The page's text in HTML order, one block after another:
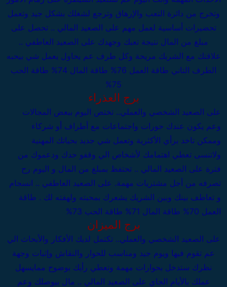
وتخرج من دائرة التعب والإرهاق وترجع لشغلك بشكل جيد وتعمل
تحضيرات أساسية لعمل مهم على الصعيد المالي .. تحصل على
مبلغ من المال نتيجة تعبك وجهدك على الصعيد العاطفي ..
علاقتك مع الشريك مريحة وكل طرف عم يحاول يعمل شي بيحبه
الطرف التاني طاقة العمل 76% طاقة المال 74%
طاقة الحب
75%
برج العذراء
على الصعيد الشخصي والعملي.. تختص اليوم ببعض المجالات
وعم يكون عندك حورات واجتماعات مع أطراف أو شركاء
وممكن تاخد برأي الأكثرية وتعمل شي جديد بحياتك المهنية
ولاتنسى تعطي اهتمامك لأشخاص الي وقفو حدك ودعموك من
فترة على الصعيد المالي .. تحتفظ بمبلغ من المال و اليوم رح
تصرفه من أجل مشتريات مهمة. على الصعيد العاطفي .. انسجام
و تعاطف بينك وبين الشريك يشعرك بمحبته ولهفته لك . طاقة
العمل 70%
طاقة المال 71% طاقة الحب 73%
برج الميزان
على الصعيد الشخصي والعملي.. تكتمل لديك الأفكار والأبحاث الي
عم تقوم فيها ويوم جيد ومناسب للحوار والنقاش وإثبات وجهة
نظرك ستدخل بحوارات مهمة وتعطي رأيك بوضوح ممايسهل
عملك بالأيام الجاي على الصعيد المالي .. مال بيوصلك وعم